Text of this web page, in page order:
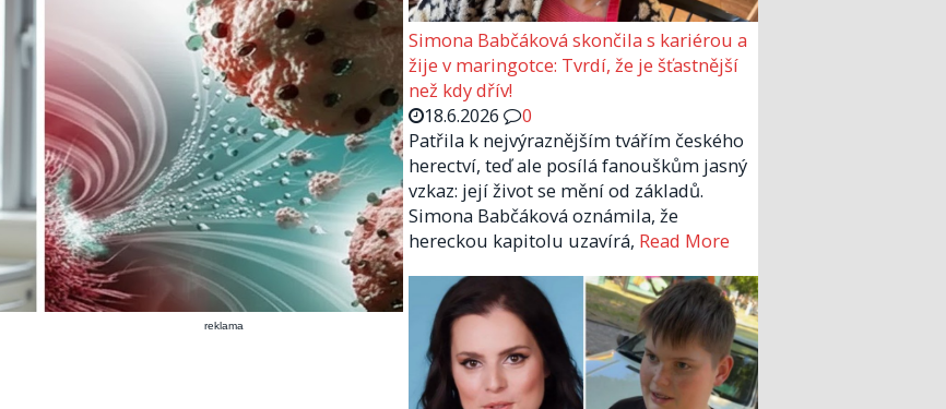
reklama
Simona Babčáková skončila s kariérou a
žije v maringotce: Tvrdí, že je šťastnější
než kdy dřív!
18.6.2026
0
Patřila k nejvýraznějším tvářím českého
herectví, teď ale posílá fanouškům jasný
vzkaz: její život se mění od základů.
Simona Babčáková oznámila, že
hereckou kapitolu uzavírá, Read More